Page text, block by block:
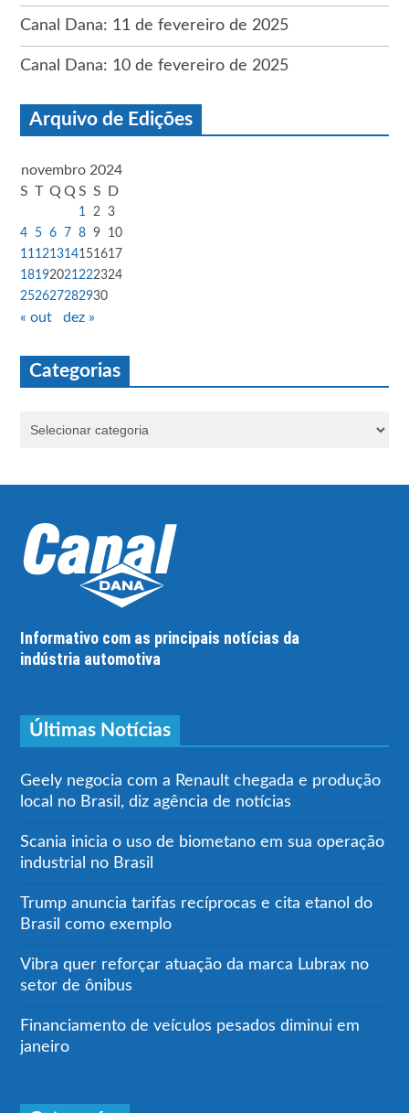
Canal Dana: 11 de fevereiro de 2025
Canal Dana: 10 de fevereiro de 2025
Arquivo de Edições
novembro 2024
S T Q Q S S D
1 2
3
4
5 6 7 8 9
10
11 121314151617
18192021 222324
252627282930
« out dez »
Categorias
Informativo com as principais notícias da
indústria automotiva
Últimas Notícias
Geely negocia com a Renault chegada e produção
local no Brasil, diz agência de notícias
Scania inicia o uso de biometano em sua operação
industrial no Brasil
Trump anuncia tarifas recíprocas e cita etanol do
Brasil como exemplo
Vibra quer reforçar atuação da marca Lubrax no
setor de ônibus
Financiamento de veículos pesados diminui em
janeiro